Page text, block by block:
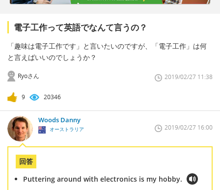
電子工作って英語でなんて言うの？
「趣味は電子工作です」と言いたいのですが、「電子工作」は何
と言えばいいのでしょうか？
Ryoさん 2019/02/27 11:38
9 20346
Woods Danny
オーストラリア 2019/02/27 16:00
回答
Puttering around with electronics is my hobby.